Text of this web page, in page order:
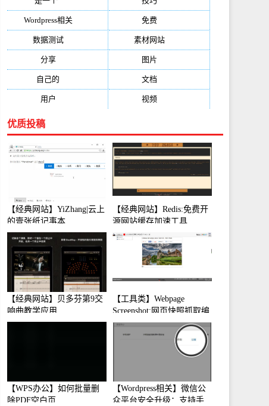
Wordpress相关(851) 免费
数据测试(788) 素材网站
分享(676) 图片
自己的 文档
用户 视频
优质投稿
【经典网站】YiZhang|云上
的壹张纸记事本
【经典网站】Redis:免费开
源网站缓存加速工具
【经典网站】贝多芬第9交
响曲教学应用
【工具类】Webpage
Screenshot:网页快照抓取编
辑工具
【WPS办公】如何批量删
除PDF空白页
【Wordpress相关】微信公
众平台安全升级：支持手